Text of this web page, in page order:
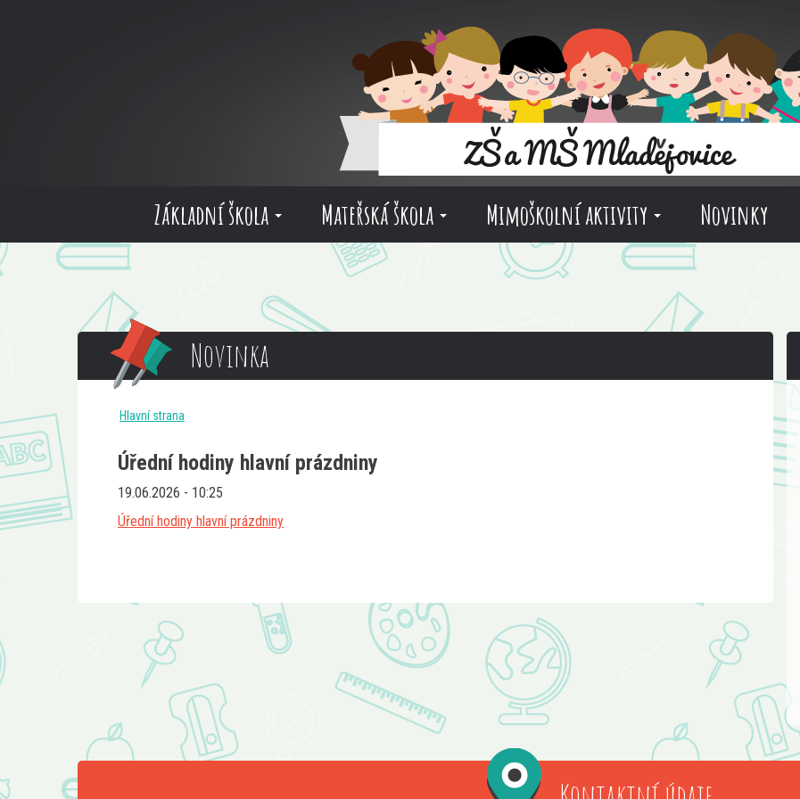
Základní škola Mateřská škola Mimoškolní aktivity Novinky
Novinka
Hlavní strana
Úřední hodiny hlavní prázdniny
19.06.2026 - 10:25
Úřední hodiny hlavní prázdniny